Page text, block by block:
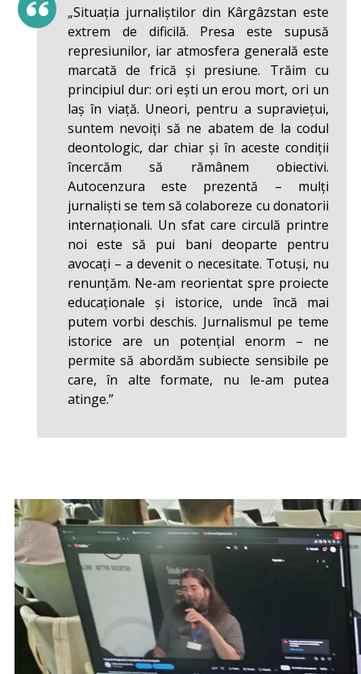
„Situația jurnaliștilor din Kârgâzstan este
extrem de dificilă. Presa este supusă
represiunilor, iar atmosfera generală este
marcată de frică și presiune. Trăim cu
principiul dur: ori ești un erou mort, ori un
laș în viață. Uneori, pentru a supraviețui,
suntem nevoiți să ne abatem de la codul
deontologic, dar chiar și în aceste condiții
încercăm să rămânem obiectivi.
Autocenzura este prezentă – mulți
jurnaliști se tem să colaboreze cu donatorii
internaționali. Un sfat care circulă printre
noi este să pui bani deoparte pentru
avocați – a devenit o necesitate. Totuși, nu
renunțăm. Ne-am reorientat spre proiecte
educaționale și istorice, unde încă mai
putem vorbi deschis. Jurnalismul pe teme
istorice are un potențial enorm – ne
permite să abordăm subiecte sensibile pe
care, în alte formate, nu le-am putea
atinge.”